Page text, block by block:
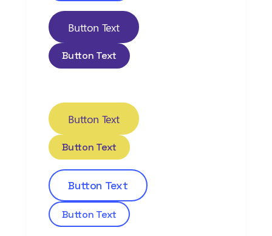
Button Text
Button Text
Button Text
Button Text
Button Text
Button Text